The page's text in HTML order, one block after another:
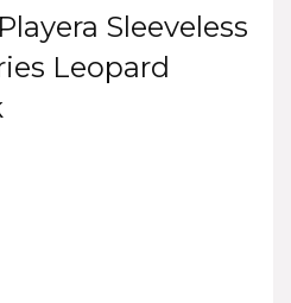
Sleeveless
Leopard